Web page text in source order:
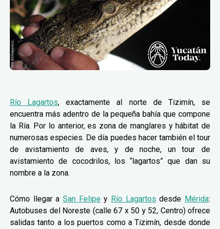
Río Lagartos, exactamente al norte de Tizimín, se
encuentra más adentro de la pequeña bahía que compone
la Ría. Por lo anterior, es zona de manglares y hábitat de
numerosas especies. De día puedes hacer también el tour
de avistamiento de aves, y de noche, un tour de
avistamiento de cocodrilos, los “lagartos” que dan su
nombre a la zona.
Cómo llegar a San Felipey Río Lagartos desde Mérida:
Autobuses del Noreste (calle 67 x 50 y 52, Centro) ofrece
salidas tanto a los puertos como a Tizimín, desde donde